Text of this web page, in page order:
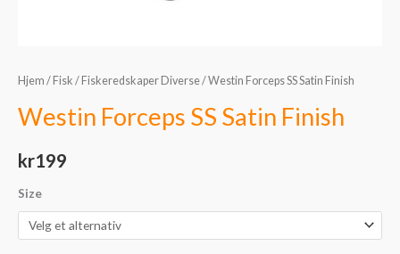
Hjem / Fisk / Fiskeredskaper Diverse/ Westin Forceps SS Satin Finish
Westin Forceps SS Satin Finish
kr199
Size